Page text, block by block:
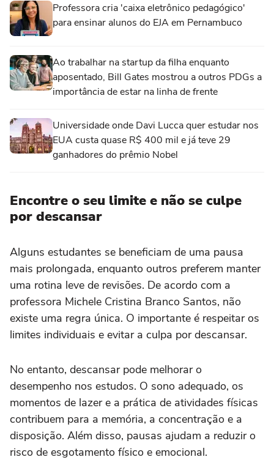
Professora cria 'caixa eletrônico pedagógico'
para ensinar alunos do EJA em Pernambuco
Ao trabalhar na startup da filha enquanto
aposentado, Bill Gates mostrou a outros PDGs a
importância de estar na linha de frente
Universidade onde Davi Lucca quer estudar nos
EUA custa quase R$ 400 mil e já teve 29
ganhadores do prêmio Nobel
Encontre o seu limite e não se culpe
por descansar
Alguns estudantes se beneficiam de uma pausa
mais prolongada, enquanto outros preferem manter
uma rotina leve de revisões. De acordo com a
professora Michele Cristina Branco Santos, não
existe uma regra única. O importante é respeitar os
limites individuais e evitar a culpa por descansar.
No entanto, descansar pode melhorar o
desempenho nos estudos. O sono adequado, os
momentos de lazer e a prática de atividades físicas
contribuem para a memória, a concentração e a
disposição. Além disso, pausas ajudam a reduzir o
risco de esgotamento físico e emocional.